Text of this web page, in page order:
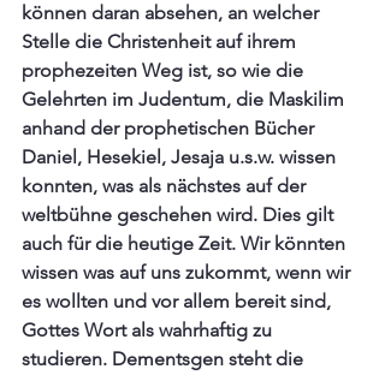
können daran absehen, an welcher
Stelle die Christenheit auf ihrem
prophezeiten Weg ist, so wie die
Gelehrten im Judentum, die Maskilim
anhand der prophetischen Bücher
Daniel, Hesekiel, Jesaja u.s.w. wissen
konnten, was als nächstes auf der
weltbühne geschehen wird. Dies gilt
auch für die heutige Zeit. Wir könnten
wissen was auf uns zukommt, wenn wir
es wollten und vor allem bereit sind,
Gottes Wort als wahrhaftig zu
studieren. Dementsgen steht die